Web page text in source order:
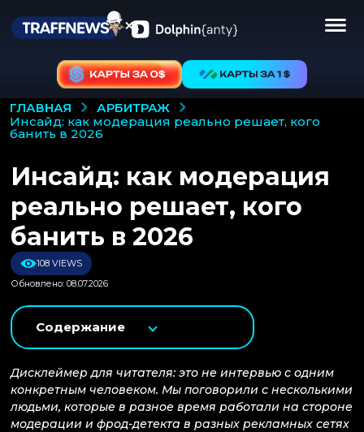
ГЛАВНАЯ
АРБИТРАЖ
инсайд: как модерация реально решает, кого
банить в 2026
Инсайд: как модерация
реально решает, кого
банить в 2026
108 VIEWS
Обновлено: 08.07.2026
Содержание
Дисклеймер для читателя: это не интервью с одним
конкретным человеком. Мы поговорили с несколькими
людьми, которые в разное время работали на стороне
модерации и фрод-детекта в разных рекламных сетях